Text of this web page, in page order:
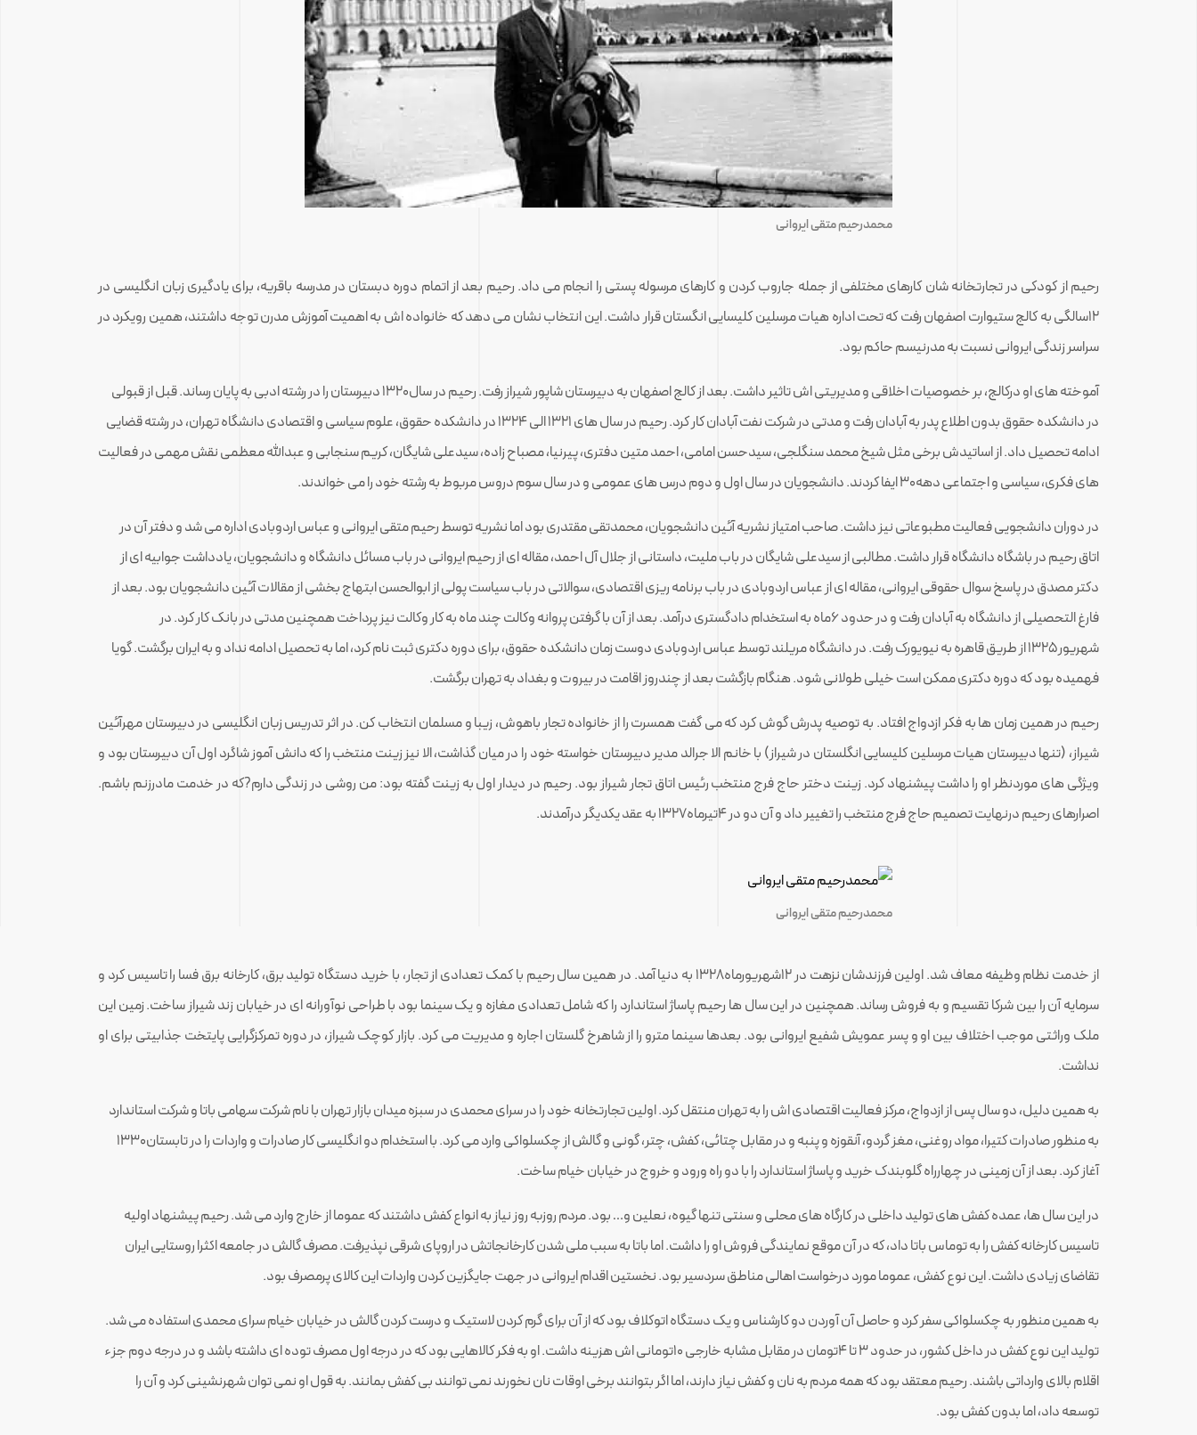
محمدرحیم متقی ایروانی
رحیم از کودکی در تجارتخانه شان کارهای مختلفی از جمله جاروب کردن و کارهای مرسوله پستی را انجام می داد. رحیم بعد از اتمام دوره دبستان در مدرسه باقریه، برای یادگیری زبان انگلیسی در
۱۲سالگی به کالج ستیوارت اصفهان رفت که تحت اداره هیات مرسلین کلیسایی انگستان قرار داشت. این انتخاب نشان می دهد که خانواده اش به اهمیت آموزش مدرن توجه داشتند، همین رویکرد در
سراسر زندگی ایروانی نسبت به مدرنیسم حاکم بود.
آموخته های او درکالج، بر خصوصیات اخلاقی و مدیریتی اش تاثیر داشت. بعد از کالج اصفهان به دبیرستان شاپور شیراز رفت. رحیم در سال۱۳۲۰ دبیرستان را در رشته ادبی به پایان رساند. قبل از قبولی
در دانشکده حقوق بدون اطلاع پدر به آبادان رفت و مدتی در شرکت نفت آبادان کار کرد. رحیم در سال های ۱۳۲۱ الی ۱۳۲۴ در دانشکده حقوق، علوم سیاسی و اقتصادی دانشگاه تهران، در رشته قضایی
ادامه تحصیل داد. از اساتیدش برخی مثل شیخ محمد سنگلجی، سیدحسن امامی، احمد متین دفتری، پیرنیا، مصباح زاده، سیدعلی شایگان، کریم سنجابی و عبدالله معظمی نقش مهمی در فعالیت
های فکری، سیاسی و اجتماعی دهه۳۰ ایفا کردند. دانشجویان در سال اول و دوم درس های عمومی و در سال سوم دروس مربوط به رشته خود را می خواندند.
در دوران دانشجویی فعالیت مطبوعاتی نیز داشت. صاحب امتیاز نشریه آئین دانشجویان، محمدتقی مقتدری بود اما نشریه توسط رحیم متقی ایروانی و عباس اردوبادی اداره می شد و دفتر آن در
اتاق رحیم در باشگاه دانشگاه قرار داشت. مطالبی از سیدعلی شایگان در باب ملیت، داستانی از جلال آل احمد، مقاله ای از رحیم ایروانی در باب مسائل دانشگاه و دانشجویان، یادداشت جوابیه ای از
دکتر مصدق در پاسخ سوال حقوقی ایروانی، مقاله ای از عباس اردوبادی در باب برنامه ریزی اقتصادی، سوالاتی در باب سیاست پولی از ابوالحسن ابتهاج بخشی از مقالات آئین دانشجویان بود. بعد از
فارغ التحصیلی از دانشگاه به آبادان رفت و در حدود ۶ماه به استخدام دادگستری درآمد. بعد از آن با گرفتن پروانه وکالت چند ماه به کار وکالت نیز پرداخت همچنین مدتی در بانک کار کرد. در
شهریور۱۳۲۵ از طریق قاهره به نیویورک رفت. در دانشگاه مریلند توسط عباس اردوبادی دوست زمان دانشکده حقوق، برای دوره دکتری ثبت نام کرد، اما به تحصیل ادامه نداد و به ایران برگشت. گویا
فهمیده بود که دوره دکتری ممکن است خیلی طولانی شود. هنگام بازگشت بعد از چندروز اقامت در بیروت و بغداد به تهران برگشت.
رحیم در همین زمان ها به فکر ازدواج افتاد. به توصیه پدرش گوش کرد که می گفت همسرت را از خانواده تجار باهوش، زیبا و مسلمان انتخاب کن. در اثر تدریس زبان انگلیسی در دبیرستان مهرآئین
شیراز، (تنها دبیرستان هیات مرسلین کلیسایی انگلستان در شیراز) با خانم الا جرالد مدیر دبیرستان خواسته خود را در میان گذاشت، الا نیز زینت منتخب را که دانش آموز شاگرد اول آن دبیرستان بود و
ویژگی های موردنظر او را داشت پیشنهاد کرد. زینت دختر حاج فرج منتخب رئیس اتاق تجار شیراز بود. رحیم در دیدار اول به زینت گفته بود: من روشی در زندگی دارم?که در خدمت مادرزنم باشم.
اصرارهای رحیم درنهایت تصمیم حاج فرج منتخب را تغییر داد و آن دو در ۴تیرماه۱۳۲۷ به عقد یکدیگر درآمدند.
محمدرحیم متقی ایروانی
از خدمت نظام وظیفه معاف شد. اولین فرزندشان نزهت در ۱۲شهریورماه۱۳۲۸ به دنیا آمد. در همین سال رحیم با کمک تعدادی از تجار، با خرید دستگاه تولید برق، کارخانه برق فسا را تاسیس کرد و
سرمایه آن را بین شرکا تقسیم و به فروش رساند. همچنین در این سال ها رحیم پاساژ استاندارد را که شامل تعدادی مغازه و یک سینما بود با طراحی نوآورانه ای در خیابان زند شیراز ساخت. زمین این
ملک وراثتی موجب اختلاف بین او و پسر عمویش شفیع ایروانی بود. بعدها سینما مترو را از شاهرخ گلستان اجاره و مدیریت می کرد. بازار کوچک شیراز، در دوره تمرکزگرایی پایتخت جذابیتی برای او
نداشت.
به همین دلیل، دو سال پس از ازدواج، مرکز فعالیت اقتصادی اش را به تهران منتقل کرد. اولین تجارتخانه خود را در سرای محمدی در سبزه میدان بازار تهران با نام شرکت سهامی باتا و شرکت استاندارد
به منظور صادرات کتیرا، مواد روغنی، مغز گردو، آنقوزه و پنبه و در مقابل چتائی، کفش، چتر، گونی و گالش از چکسلواکی وارد می کرد. با استخدام دو انگلیسی کار صادرات و واردات را در تابستان۱۳۳۰
آغاز کرد. بعد از آن زمینی در چهارراه گلوبندک خرید و پاساژ استاندارد را با دو راه ورود و خروج در خیابان خیام ساخت.
در این سال ها، عمده کفش های تولید داخلی در کارگاه های محلی و سنتی تنها گیوه، نعلین و… بود. مردم روزبه روز نیاز به انواع کفش داشتند که عموما از خارج وارد می شد. رحیم پیشنهاد اولیه
تاسیس کارخانه کفش را به توماس باتا داد، که در آن موقع نمایندگی فروش او را داشت. اما باتا به سبب ملی شدن کارخانجاتش در اروپای شرقی نپذیرفت. مصرف گالش در جامعه اکثرا روستایی ایران
تقاضای زیادی داشت. این نوع کفش، عموما مورد درخواست اهالی مناطق سردسیر بود. نخستین اقدام ایروانی در جهت جایگزین کردن واردات این کالای پرمصرف بود.
به همین منظور به چکسلواکی سفر کرد و حاصل آن آوردن دو کارشناس و یک دستگاه اتوکلاف بود که از آن برای گرم کردن لاستیک و درست کردن گالش در خیابان خیام سرای محمدی استفاده می شد.
تولید این نوع کفش در داخل کشور، در حدود ۳ تا ۴تومان در مقابل مشابه خارجی ۱۰تومانی اش هزینه داشت. او به فکر کالاهایی بود که در درجه اول مصرف توده ای داشته باشد و در درجه دوم جزء
اقلام بالای وارداتی باشند. رحیم معتقد بود که همه مردم به نان و کفش نیاز دارند، اما اگر بتوانند برخی اوقات نان نخورند نمی توانند بی کفش بمانند. به قول او نمی توان شهرنشینی کرد و آن را
توسعه داد، اما بدون کفش بود.